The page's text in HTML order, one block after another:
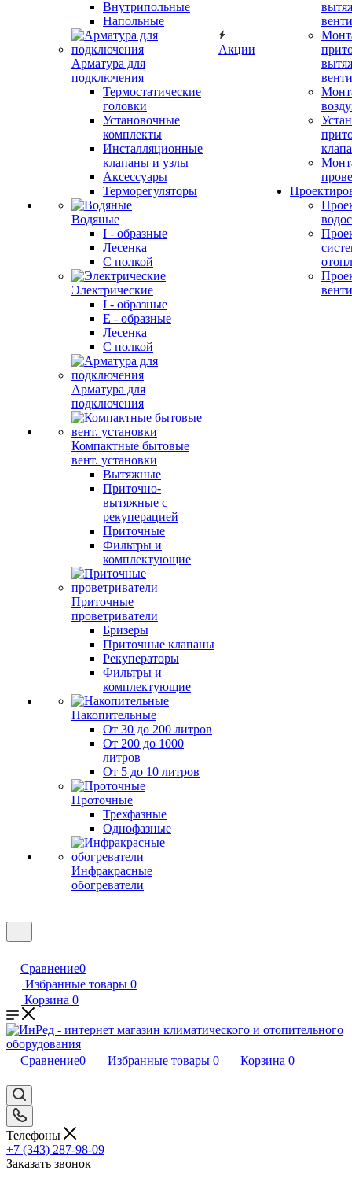
Внутрипольные
Напольные
Арматура для
подключения
Термостатические
головки
Установочные
комплекты
Инсталляционные
клапаны и узлы
Аксессуары
Терморегуляторы
Водяные
I - образные
Лесенка
С полкой
Электрические
I - образные
E - образные
Лесенка
С полкой
Арматура для
подключения
Компактные бытовые
вент. установки
Вытяжные
Приточно-
вытяжные с
рекуперацией
Приточные
Фильтры и
комплектующие
Приточные
проветриватели
Бризеры
Приточные клапаны
Рекуператоры
Фильтры и
комплектующие
Накопительные
От 30 до 200 литров
От 200 до 1000
литров
От 5 до 10 литров
Проточные
Трехфазные
Однофазные
Инфракрасные
обогреватели
Акции
Сравнение0
Избранные товары 0
Корзина 0
Сравнение0 Избранные товары 0 Корзина 0
Телефоны
+7 (343) 287-98-09
Заказать звонок